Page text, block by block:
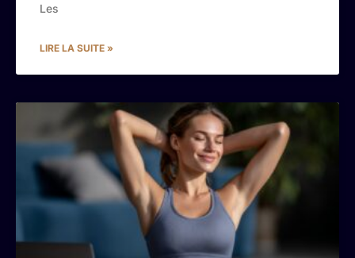
Les
LIRE LA SUITE »